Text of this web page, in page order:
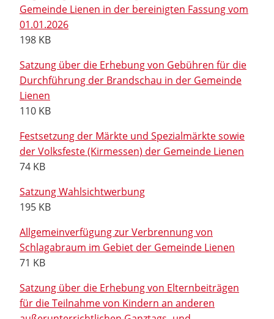
Gemeinde Lienen in der bereinigten Fassung vom
01.01.2026
198 KB
Satzung über die Erhebung von Gebühren für die
Durchführung der Brandschau in der Gemeinde
Lienen
110 KB
Festsetzung der Märkte und Spezialmärkte sowie
der Volksfeste (Kirmessen) der Gemeinde Lienen
74 KB
Satzung Wahlsichtwerbung
195 KB
Allgemeinverfügung zur Verbrennung von
Schlagabraum im Gebiet der Gemeinde Lienen
71 KB
Satzung über die Erhebung von Elternbeiträgen
für die Teilnahme von Kindern an anderen